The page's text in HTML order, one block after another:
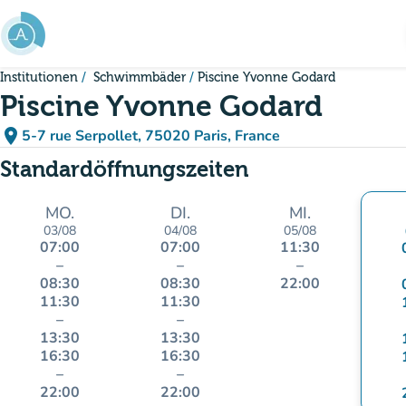
Gehe zum Hauptinhalt
Institutionen Schwimmbäder Piscine Yvonne Godard
Piscine Yvonne Godard
place 5-7 rue Serpollet, 75020 Paris, France
(in Google Maps öffnen)
(new tab)
Standardöffnungszeiten
MO.
03/08
07:00
–
08:30
11:30
–
13:30
16:30
–
22:00
DI.
04/08
07:00
–
08:30
11:30
–
13:30
16:30
–
22:00
MI.
05/08
11:30
–
22:00